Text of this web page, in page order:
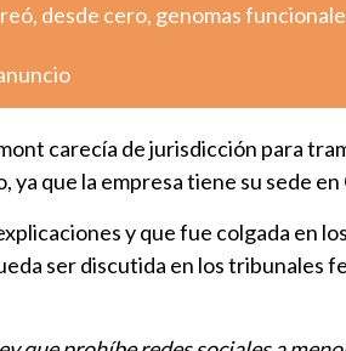
desde cero, genomas
carecía de jurisdicción para
ya que la empresa tiene su sede
y que fue colgada en
ser discutida en los tribunales